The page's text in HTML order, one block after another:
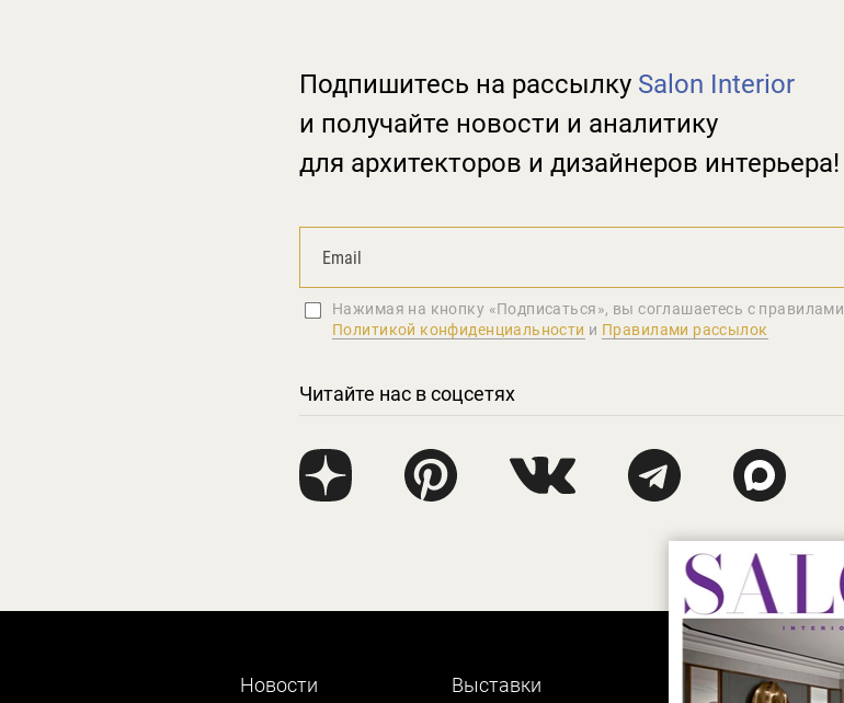
Подпишитесь на рассылку Salon Interior
и получайте новости и аналитику
для архитекторов и дизайнеров интерьера!
Нажимая на кнопку «Подписаться», вы соглашаетеcь с правилами
Политикой конфиденциальности и Правилами рассылок
Читайте нас в соцсетях
Новости
Выставки